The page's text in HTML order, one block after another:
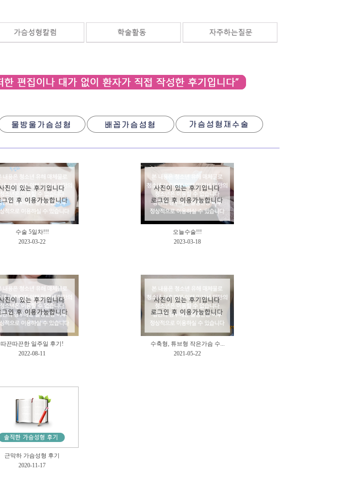
수술 5일차!!!
2023-03-22
오늘수술!!!
2023-03-18
따끈따끈한 일주일 후기!
2022-08-11
수축형, 튜브형 작은가슴 수...
2021-05-22
근막하 가슴성형 후기
2020-11-17